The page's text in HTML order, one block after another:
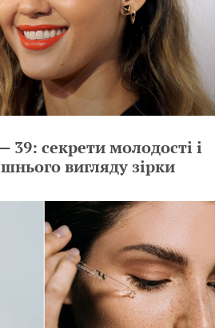
39: секрети молодості і
вигляду зірки